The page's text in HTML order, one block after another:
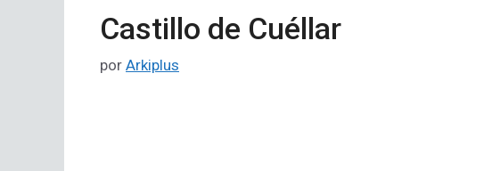
Castillo de Cuéllar
por Arkiplus